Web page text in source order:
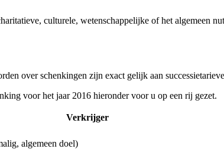
culturele, wetenschappelijke of het algemeen
over schenkingen zijn exact gelijk aan
voor het jaar 2016 hieronder voor u op een rij gezet.
Verkrijger
algemeen doel)